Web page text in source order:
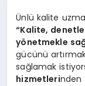
Ünlü kalite
“Kalite,
yönetmekle
gücünü
sağlamak
hizmetlerinden